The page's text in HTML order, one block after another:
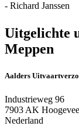
- Richard Janssen
Uitgelichte
Meppen
Aalders
Industrieweg 96
7903 AK
Nederland